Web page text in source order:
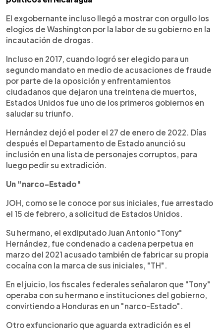
El exgobernante incluso llegó a mostrar con orgullo los
elogios de Washington por la labor de su gobierno en la
incautación de drogas.
Incluso en 2017, cuando logró ser elegido para un
segundo mandato en medio de acusaciones de fraude
por parte de la oposición y enfrentamientos
ciudadanos que dejaron una treintena de muertos,
Estados Unidos fue uno de los primeros gobiernos en
saludar su triunfo.
Hernández dejó el poder el 27 de enero de 2022. Días
después el Departamento de Estado anunció su
inclusión en una lista de personajes corruptos, para
luego pedir su extradición.
Un "narco-Estado"
JOH, como se le conoce por sus iniciales, fue arrestado
el 15 de febrero, a solicitud de Estados Unidos.
Su hermano, el exdiputado Juan Antonio "Tony"
Hernández, fue condenado a cadena perpetua en
marzo del 2021 acusado también de fabricar su propia
cocaína con la marca de sus iniciales, "TH".
En el juicio, los fiscales federales señalaron que "Tony"
operaba con su hermano e instituciones del gobierno,
convirtiendo a Honduras en un "narco-Estado".
Otro exfuncionario que aguarda extradición es el